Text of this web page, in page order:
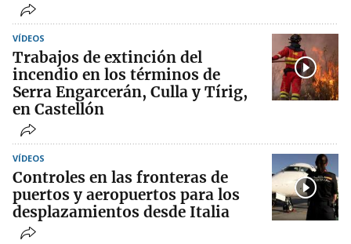
VÍDEOS
Trabajos de extinción del
incendio en los términos de
Serra Engarcerán, Culla y Tírig,
en Castellón
VÍDEOS
Controles en las fronteras de
puertos y aeropuertos para los
desplazamientos desde Italia